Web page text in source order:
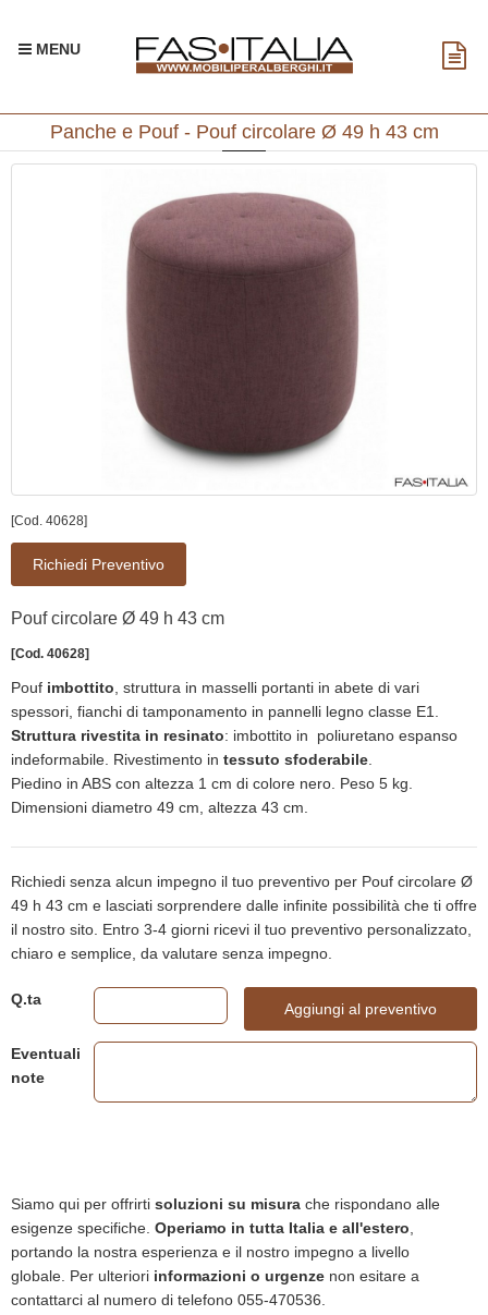
MENU
Panche e Pouf - Pouf circolare Ø 49 h 43 cm
[Cod. 40628]
Richiedi Preventivo
Pouf circolare Ø 49 h 43 cm
[Cod. 40628]
Pouf imbottito, struttura in masselli portanti in abete di vari
spessori, fianchi di tamponamento in pannelli legno classe E1.
Struttura rivestita in resinato: imbottito in poliuretano espanso
indeformabile. Rivestimento in tessuto sfoderabile.
Piedino in ABS con altezza 1 cm di colore nero. Peso 5 kg.
Dimensioni diametro 49 cm, altezza 43 cm.
Richiedi senza alcun impegno il tuo preventivo per Pouf circolare Ø
49 h 43 cm e lasciati sorprendere dalle infinite possibilità che ti offre
il nostro sito. Entro 3-4 giorni ricevi il tuo preventivo personalizzato,
chiaro e semplice, da valutare senza impegno.
Q.ta
Aggiungi al preventivo
Eventuali
note
Siamo qui per offrirti soluzioni su misura che rispondano alle
esigenze specifiche. Operiamo in tutta Italia e all'estero,
portando la nostra esperienza e il nostro impegno a livello
globale. Per ulteriori informazioni o urgenze non esitare a
contattarci al numero di telefono 055-470536.